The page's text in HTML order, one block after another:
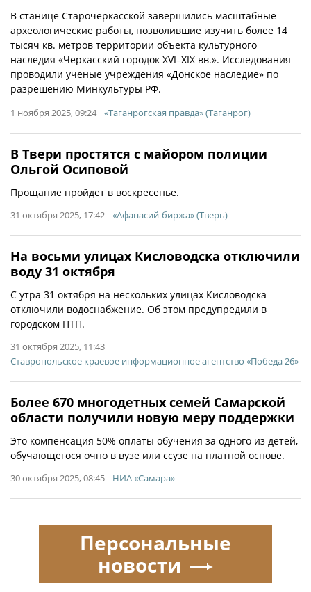
В станице Старочеркасской завершились масштабные
археологические работы, позволившие изучить более 14
тысяч кв. метров территории объекта культурного
наследия «Черкасский городок XVI–XIX вв.». Исследования
проводили ученые учреждения «Донское наследие» по
разрешению Минкультуры РФ.
1 ноября 2025, 09:24 «Таганрогская правда» (Таганрог)
В Твери простятся с майором полиции
Ольгой Осиповой
Прощание пройдет в воскресенье.
31 октября 2025, 17:42 «Афанасий-биржа» (Тверь)
На восьми улицах Кисловодска отключили
воду 31 октября
С утра 31 октября на нескольких улицах Кисловодска
отключили водоснабжение. Об этом предупредили в
городском ПТП.
31 октября 2025, 11:43
Ставропольское краевое информационное агентство «Победа 26»
Более 670 многодетных семей Самарской
области получили новую меру поддержки
Это компенсация 50% оплаты обучения за одного из детей,
обучающегося очно в вузе или ссузе на платной основе.
30 октября 2025, 08:45 НИА «Самара»
Персональные
новости